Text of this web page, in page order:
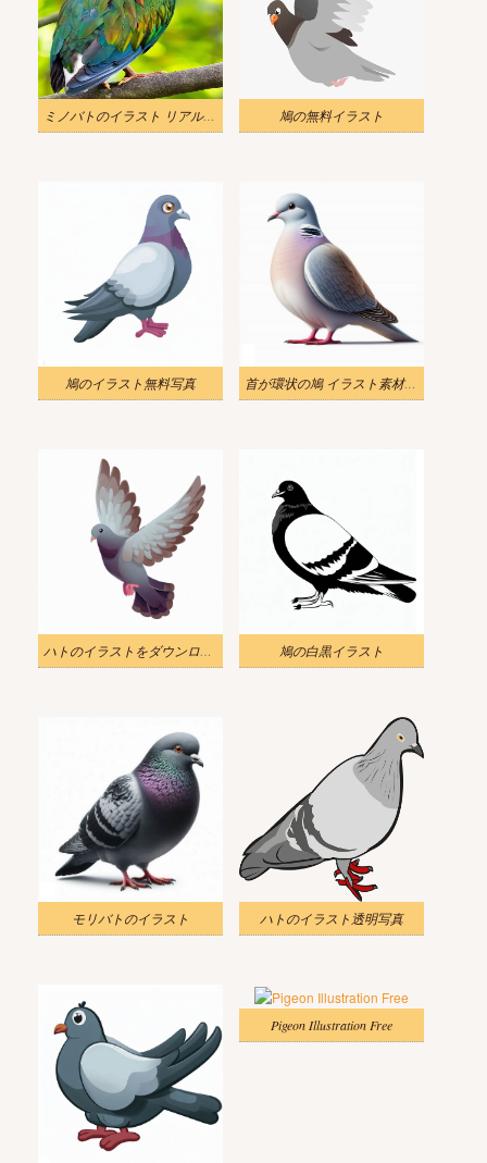
ミノバトのイラスト リアル 無料 鳩の無料イラスト
鳩のイラスト無料写真 首が環状の鳩 イラスト素材 ダウンロード
ハトのイラストをダウンロード 鳩の白黒イラスト
モリバトのイラスト ハトのイラスト透明写真
Pigeon Illustration Free